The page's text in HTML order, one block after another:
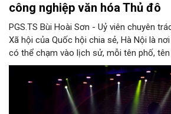
công nghiệp văn hóa Thủ đô
PGS.TS Bùi Hoài Sơn - Uỷ viên chuyên
Xã hội của Quốc hội chia sẻ, Hà Nội là
có thể chạm vào lịch sử, mỗi tên phố,
hồ, nếp nhà, câu hát, món ăn, làn điệu,
thể kể một câu chuyện về chiều sâu văn
Nhưng trong kỷ nguyên mới, câu hỏi đặt
bao nhiêu di sản, bao nhiêu văn nghệ sĩ,